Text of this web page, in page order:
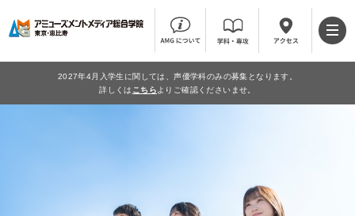
2027年4月入学生に関しては、声優学科のみの募集となります。
詳しくは こちら よりご確認くださいませ。